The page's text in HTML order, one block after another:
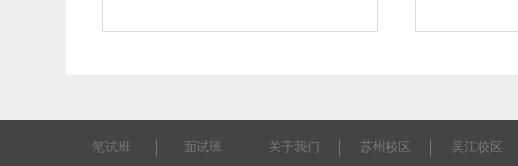
笔试班 面试班 关于我们 苏州校区 吴江校区